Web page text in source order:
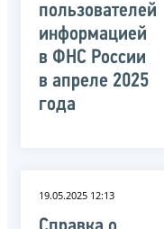
пользователей
информацией
в ФНС России
в апреле 2025
года
19.05.2025 12:13